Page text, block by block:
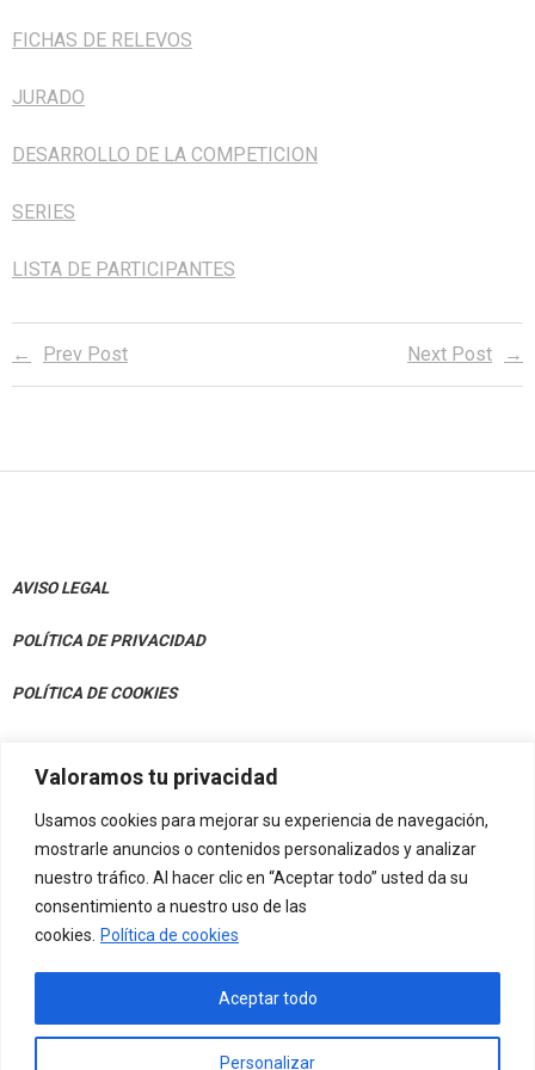
Valoramos tu privacidad
Usamos cookies para mejorar su experiencia de navegación,
mostrarle anuncios o contenidos personalizados y analizar
nuestro tráfico. Al hacer clic en “Aceptar todo” usted da su
consentimiento a nuestro uso de las
cookies. Política de cookies
Personalizar
Aceptar todo
- - Rankings
- - Tecnificaciones
- - Calendario General
alt="Castellano" /> Castellano
content/plugins/qtranslate-
x/flags/eu_ES.png" alt="Euskera" /> Euskera
FICHAS DE RELEVOS
JURADO
DESARROLLO DE LA COMPETICION
SERIES
LISTA DE PARTICIPANTES
Prev Post Next Post
AVISO LEGAL
POLÍTICA DE PRIVACIDAD
POLÍTICA DE COOKIES
CONTACTO
Av. Julián Gaiarre 50, Bajo 48004 Bilbao